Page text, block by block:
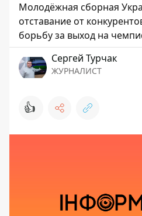
Молодёжная сборная
отставание от
борьбу за выход на
Сергей Турчак
ЖУРНАЛИСТ
👍